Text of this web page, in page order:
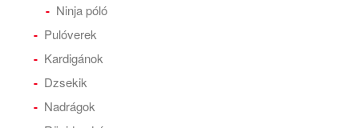
Ninja póló
Pulóverek
Kardigánok
Dzsekik
Nadrágok